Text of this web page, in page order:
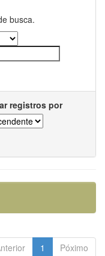
busca.
registros por
1 Póximo